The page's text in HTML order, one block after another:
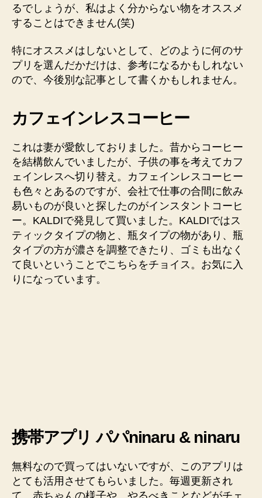
るでしょうが、私はよく分からない物をオススメ
することはできません(笑)
特にオススメはしないとして、どのように何のサ
プリを選んだかだけは、参考になるかもしれない
ので、今後別な記事として書くかもしれません。
カフェインレスコーヒー
これは妻が愛飲しておりました。昔からコーヒー
を結構飲んでいましたが、子供の事を考えてカフ
ェインレスへ切り替え。カフェインレスコーヒー
も色々とあるのですが、会社で仕事の合間に飲み
易いものが良いと探したのがインスタントコーヒ
ー。KALDIで発見して買いました。KALDIではス
ティックタイプの物と、瓶タイプの物があり、瓶
タイプの方が濃さを調整できたり、ゴミも出なく
て良いということでこちらをチョイス。お気に入
りになっています。
携帯アプリ パパninaru & ninaru
無料なので買ってはいないですが、このアプリは
とても活用させてもらいました。毎週更新され